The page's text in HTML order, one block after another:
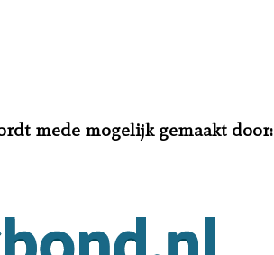
mede mogelijk gemaakt door: